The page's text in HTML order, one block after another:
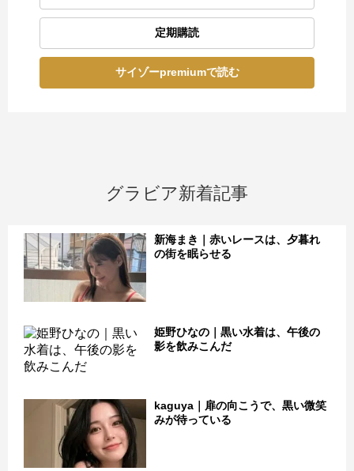
定期購読
サイゾーpremiumで読む
グラビア新着記事
新海まき｜赤いレースは、夕暮れ
の街を眠らせる
姫野ひなの｜黒い水着は、午後の
影を飲みこんだ
kaguya｜扉の向こうで、黒い微笑
みが待っている